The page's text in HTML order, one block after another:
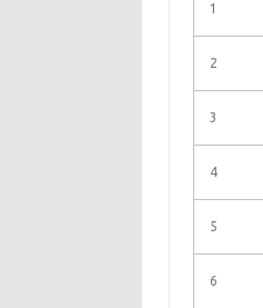
1
2
3
4
5
6